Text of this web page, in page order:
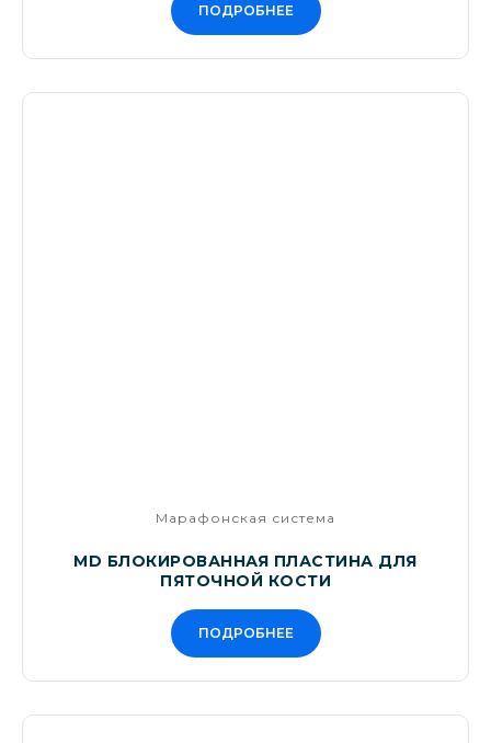
ПОДРОБНЕЕ
Марафонская система
MD БЛОКИРОВАННАЯ ПЛАСТИНА ДЛЯ
ПЯТОЧНОЙ КОСТИ
ПОДРОБНЕЕ